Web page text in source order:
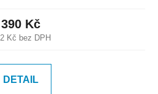
Kč bez DPH
390 Kč
DETAIL